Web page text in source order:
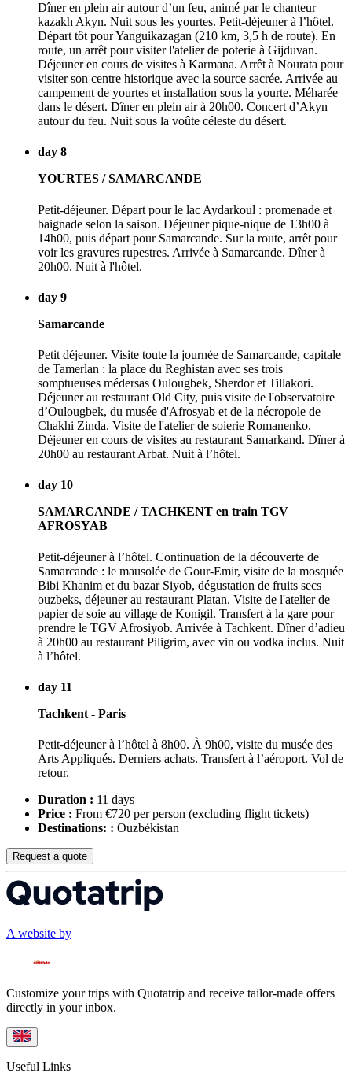
Dîner en plein air autour d’un feu, animé par le chanteur
kazakh Akyn. Nuit sous les yourtes. Petit-déjeuner à l’hôtel.
Départ tôt pour Yanguikazagan (210 km, 3,5 h de route). En
route, un arrêt pour visiter l'atelier de poterie à Gijduvan.
Déjeuner en cours de visites à Karmana. Arrêt à Nourata pour
visiter son centre historique avec la source sacrée. Arrivée au
campement de yourtes et installation sous la yourte. Méharée
dans le désert. Dîner en plein air à 20h00. Concert d’Akyn
autour du feu. Nuit sous la voûte céleste du désert.
day 8
YOURTES / SAMARCANDE
Petit-déjeuner. Départ pour le lac Aydarkoul : promenade et
baignade selon la saison. Déjeuner pique-nique de 13h00 à
14h00, puis départ pour Samarcande. Sur la route, arrêt pour
voir les gravures rupestres. Arrivée à Samarcande. Dîner à
20h00. Nuit à l'hôtel.
day 9
Samarcande
Petit déjeuner. Visite toute la journée de Samarcande, capitale
de Tamerlan : la place du Reghistan avec ses trois
somptueuses médersas Oulougbek, Sherdor et Tillakori.
Déjeuner au restaurant Old City, puis visite de l'observatoire
d’Oulougbek, du musée d'Afrosyab et de la nécropole de
Chakhi Zinda. Visite de l'atelier de soierie Romanenko.
Déjeuner en cours de visites au restaurant Samarkand. Dîner à
20h00 au restaurant Arbat. Nuit à l’hôtel.
day 10
SAMARCANDE / TACHKENT en train TGV
AFROSYAB
Petit-déjeuner à l’hôtel. Continuation de la découverte de
Samarcande : le mausolée de Gour-Emir, visite de la mosquée
Bibi Khanim et du bazar Siyob, dégustation de fruits secs
ouzbeks, déjeuner au restaurant Platan. Visite de l'atelier de
papier de soie au village de Konigil. Transfert à la gare pour
prendre le TGV Afrosiyob. Arrivée à Tachkent. Dîner d’adieu
à 20h00 au restaurant Piligrim, avec vin ou vodka inclus. Nuit
à l’hôtel.
day 11
Tachkent - Paris
Petit-déjeuner à l’hôtel à 8h00. À 9h00, visite du musée des
Arts Appliqués. Derniers achats. Transfert à l’aéroport. Vol de
retour.
Duration : 11 days
Price : From €720 per person (excluding flight tickets)
Destinations: : Ouzbékistan
Request a quote
A website by
Customize your trips with Quotatrip and receive tailor-made offers
directly in your inbox.
Useful Links